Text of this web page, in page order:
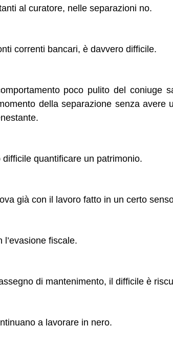
al curatore, nelle separazioni no.
correnti bancari, è davvero difficile.
poco pulito del coniuge
della separazione senza avere
quantificare un patrimonio.
già con il lavoro fatto in un certo
l’evasione fiscale.
di mantenimento, il difficile è
a lavorare in nero.